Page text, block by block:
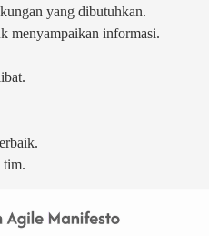
yang dibutuhkan.
menyampaikan informasi.
tim.